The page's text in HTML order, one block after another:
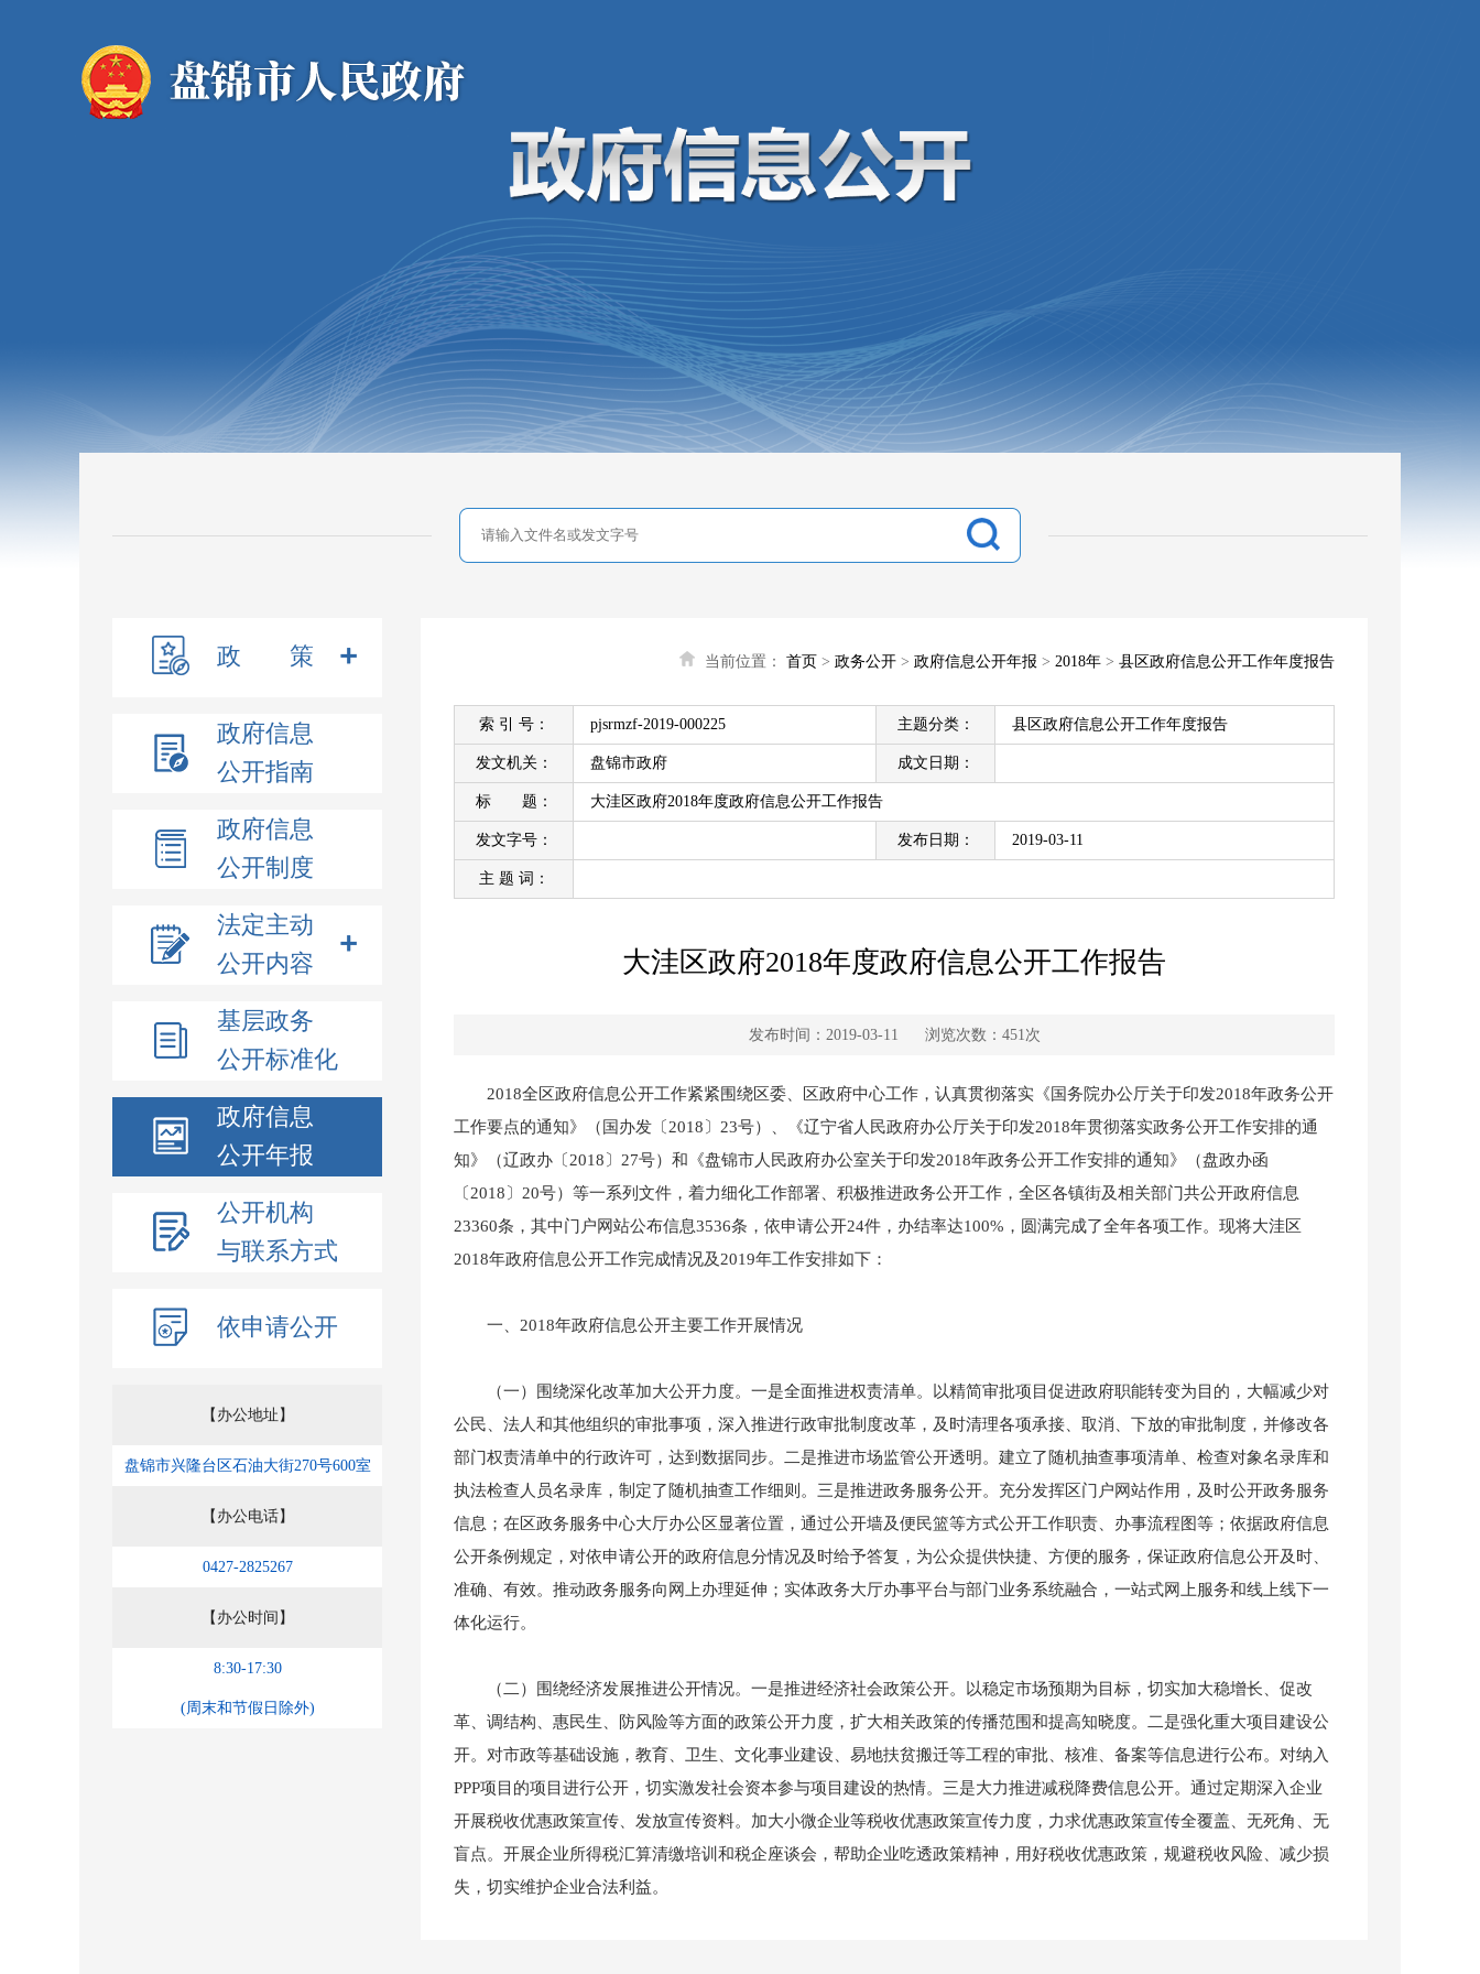
政 策
政府信息
公开指南
政府信息
公开制度
法定主动
公开内容
基层政务
公开标准化
政府信息
公开年报
公开机构
与联系方式
依申请公开
【办公地址】
盘锦市兴隆台区石油大街270号600室
【办公电话】
0427-2825267
【办公时间】
8:30-17:30
(周末和节假日除外)
当前位置： 首页 > 政务公开 > 政府信息公开年报 > 2018年 > 县区政府信息公开工作年度报告
索 引 号： pjsrmzf-2019-000225 主题分类： 县区政府信息公开工作年度报告
发文机关： 盘锦市政府 成文日期：
标 题： 大洼区政府2018年度政府信息公开工作报告
发文字号： 发布日期： 2019-03-11
主 题 词：
大洼区政府2018年度政府信息公开工作报告
发布时间：2019-03-11 浏览次数： 451次
2018全区政府信息公开工作紧紧围绕区委、区政府中心工作，认真贯彻落实《国务院办公厅关于印发2018年政务公开
工作要点的通知》（国办发〔2018〕23号）、《辽宁省人民政府办公厅关于印发2018年贯彻落实政务公开工作安排的通
知》（辽政办〔2018〕27号）和《盘锦市人民政府办公室关于印发2018年政务公开工作安排的通知》（盘政办函
〔2018〕20号）等一系列文件，着力细化工作部署、积极推进政务公开工作，全区各镇街及相关部门共公开政府信息
23360条，其中门户网站公布信息3536条，依申请公开24件，办结率达100%，圆满完成了全年各项工作。现将大洼区
2018年政府信息公开工作完成情况及2019年工作安排如下：
一、2018年政府信息公开主要工作开展情况
（一）围绕深化改革加大公开力度。一是全面推进权责清单。以精简审批项目促进政府职能转变为目的，大幅减少对
公民、法人和其他组织的审批事项，深入推进行政审批制度改革，及时清理各项承接、取消、下放的审批制度，并修改各
部门权责清单中的行政许可，达到数据同步。二是推进市场监管公开透明。建立了随机抽查事项清单、检查对象名录库和
执法检查人员名录库，制定了随机抽查工作细则。三是推进政务服务公开。充分发挥区门户网站作用，及时公开政务服务
信息；在区政务服务中心大厅办公区显著位置，通过公开墙及便民篮等方式公开工作职责、办事流程图等；依据政府信息
公开条例规定，对依申请公开的政府信息分情况及时给予答复，为公众提供快捷、方便的服务，保证政府信息公开及时、
准确、有效。推动政务服务向网上办理延伸；实体政务大厅办事平台与部门业务系统融合，一站式网上服务和线上线下一
体化运行。
（二）围绕经济发展推进公开情况。一是推进经济社会政策公开。以稳定市场预期为目标，切实加大稳增长、促改
革、调结构、惠民生、防风险等方面的政策公开力度，扩大相关政策的传播范围和提高知晓度。二是强化重大项目建设公
开。对市政等基础设施，教育、卫生、文化事业建设、易地扶贫搬迁等工程的审批、核准、备案等信息进行公布。对纳入
PPP项目的项目进行公开，切实激发社会资本参与项目建设的热情。三是大力推进减税降费信息公开。通过定期深入企业
开展税收优惠政策宣传、发放宣传资料。加大小微企业等税收优惠政策宣传力度，力求优惠政策宣传全覆盖、无死角、无
盲点。开展企业所得税汇算清缴培训和税企座谈会，帮助企业吃透政策精神，用好税收优惠政策，规避税收风险、减少损
失，切实维护企业合法利益。